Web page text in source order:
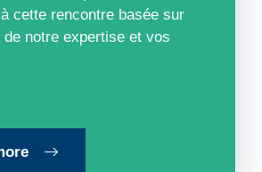
cette rencontre basée sur
de notre expertise et vos